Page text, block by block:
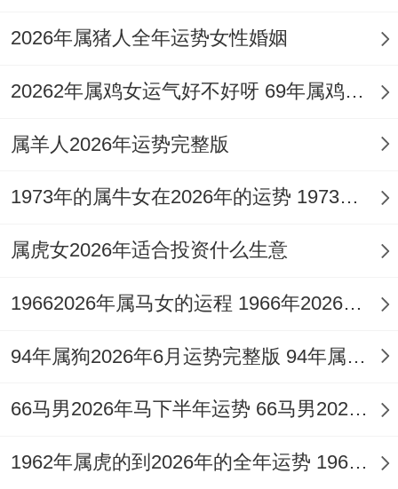
庭琐事，与配偶意见相左，对于单身者，本
年情缘多为热烈而短暂，看似桃花朵朵，实
合之中，等到农历八月（酉月），巳酉半合
金局，情缘方趋向稳定务实。
若命中原有「官印相生」或「食神制杀」之
场合，结识正缘，欲增进人际与谐、稳固情
离火之贵人能量，即能化解劫财之孤克，转
竞争为助力。
2026年属蛇者健康家宅提醒
2026年属猪人全年运势女性婚姻
20262年属鸡女运气好不好呀 69年属鸡女2026年好不好
属羊人2026年运势完整版
1973年的属牛女在2026年的运势 1973年的属牛人在2026年的幸运色
属虎女2026年适合投资什么生意
19662026年属马女的运程 1966年2026年属马女的运程
94年属狗2026年6月运势完整版 94年属狗2026年运势及运程
66马男2026年马下半年运势 66马男2026年年下半年运势
1962年属虎的到2026年的全年运势 1962年属虎的最佳婚配